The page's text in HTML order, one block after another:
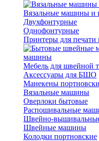
Вязальные машины и
Двухфонтурные
Однофонтурные
Принтеры для печати
машины
Мебель для швейной
Аксессуары для БШО
Манекены
Вязальные машины
Оверлоки бытовые
Распошивальные
Швейно-
Швейные машины
Колодки портновские